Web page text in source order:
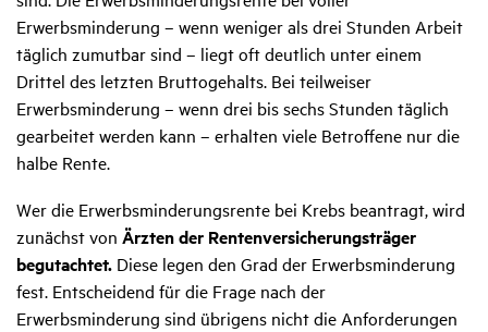
Erwerbsminderung – wenn weniger als drei Stunden Arbeit
täglich zumutbar sind – liegt oft deutlich unter einem
Drittel des letzten Bruttogehalts. Bei teilweiser
Erwerbsminderung – wenn drei bis sechs Stunden täglich
gearbeitet werden kann – erhalten viele Betroffene nur die
halbe Rente.
Wer die Erwerbsminderungsrente bei Krebs beantragt, wird
zunächst von Ärzten der Rentenversicherungsträger
begutachtet. Diese legen den Grad der Erwerbsminderung
fest. Entscheidend für die Frage nach der
Erwerbsminderung sind übrigens nicht die Anforderungen